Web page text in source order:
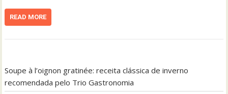
READ MORE
Soupe à l’oignon gratinée: receita clássica de inverno
recomendada pelo Trio Gastronomia